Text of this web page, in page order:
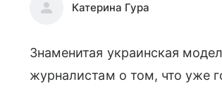
Катерина Гура
Знаменитая украинская
журналистам о том, что уже